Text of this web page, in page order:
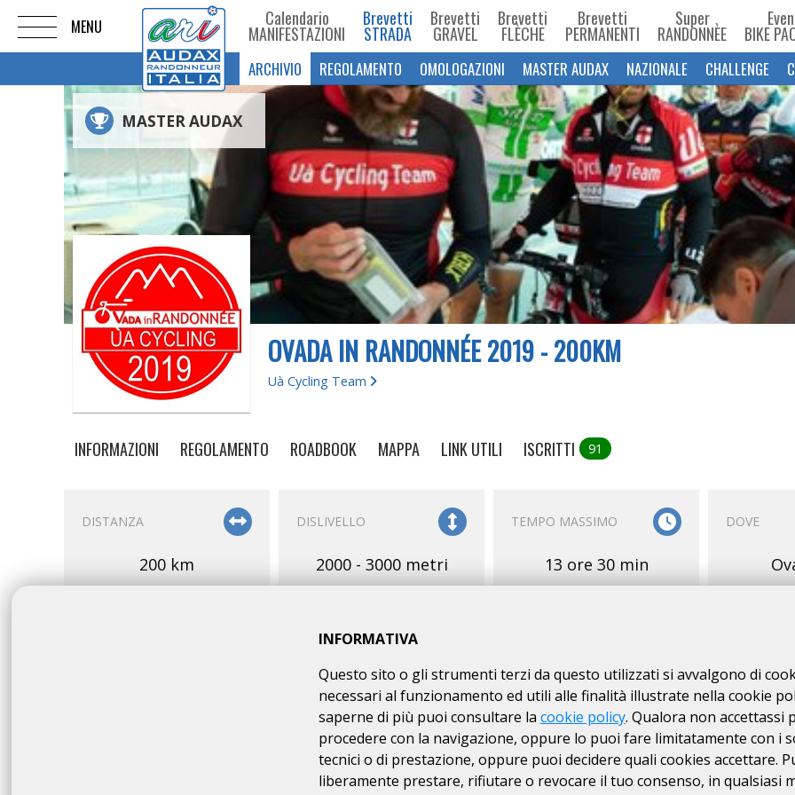
Calendario
MANIFESTAZIONI
Brevetti
STRADA
Brevetti
GRAVEL
Brevetti
FLÈCHE
Brevetti
PERMANENTI
Super
RANDONNÈE BIKE
ARCHIVIO REGOLAMENTO OMOLOGAZIONI MASTER AUDAX NAZIONALE CHALLENGE
MASTER AUDAX
OVADA IN RANDONNÉE 2019 - 200KM
Uà Cycling Team
INFORMAZIONI REGOLAMENTO ROADBOOK MAPPA LINK UTILI ISCRITTI 91
DISTANZA
200 km
DISLIVELLO
2000 - 3000 metri
TEMPO MASSIMO
13 ore 30 min
DOVE
OMOLOGAZIONE
BRI/ARI
200 Km
SERVIZI ISCRIZIONI
dal01/
400
INFORMATIVA
Questo sito o gli strumenti terzi da questo utilizzati si avvalgono di
necessari al funzionamento ed utili alle finalità illustrate nella cookie
saperne di più puoi consultare la cookie policy. Qualora non accettassi
procedere con la navigazione, oppure lo puoi fare limitatamente con i
tecnici o di prestazione, oppure puoi decidere quali cookies accettare.
liberamente prestare, rifiutare o revocare il tuo consenso, in qualsiasi